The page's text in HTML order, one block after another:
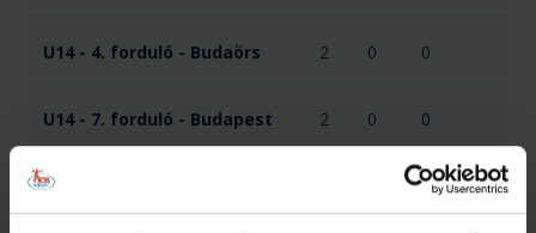
U14 - 4. forduló - Budaörs 2 0 0
U14 - 7. forduló - Budapest 2 0 0
U14 - 9. forduló - Szeged 0